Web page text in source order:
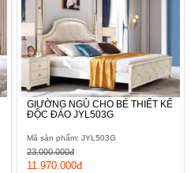
GIƯỜNG NGỦ CHO BÉ THIẾT KẾ
ĐỘC ĐÁO JYL503G
Mã sản phẩm: JYL503G
11.970.000đ
23.000.000đ